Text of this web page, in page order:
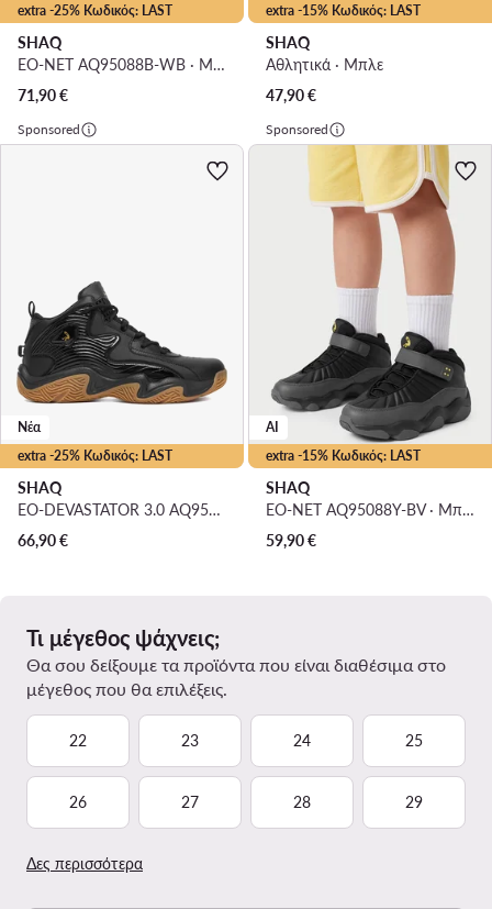
extra -25% Κωδικός: LAST
SHAQ
EO-NET AQ95088B-WB · Μπασκετικά Παπούτσια
71,90€
extra -15% Κωδικός: LAST
SHAQ
Αθλητικά · Μπλε
47,90€
Sponsored
extra -25% Κωδικός: LAST
Νέα
SHAQ
EO-DEVASTATOR 3.0 AQ95078B-B · Μπασκετικά Παπούτσια
66,90€
Sponsored
extra -15% Κωδικός: LAST
AI
SHAQ
EO-NET AQ95088Y-BV · Μπασκετικά Παπούτσια
59,90€
Τι μέγεθος ψάχνεις;
Θα σου δείξουμε τα προϊόντα που είναι διαθέσιμα στο
μέγεθος που θα επιλέξεις.
22 23 24 25
26 27 28 29
Δες περισσότερα